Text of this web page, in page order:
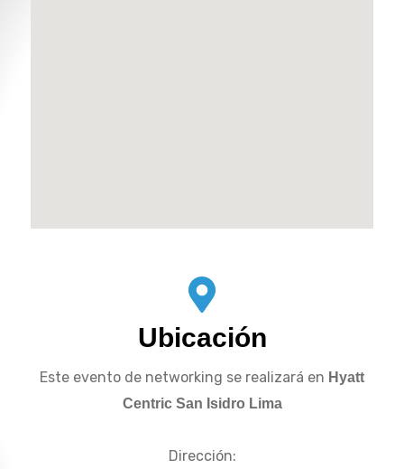
Ubicación
Este evento de networking se realizará en Hyatt
Centric San Isidro Lima
Dirección: